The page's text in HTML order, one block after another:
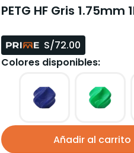
PETG HF Gris 1.75mm
S/72.00
Colores disponibles:
Añadir al carrito